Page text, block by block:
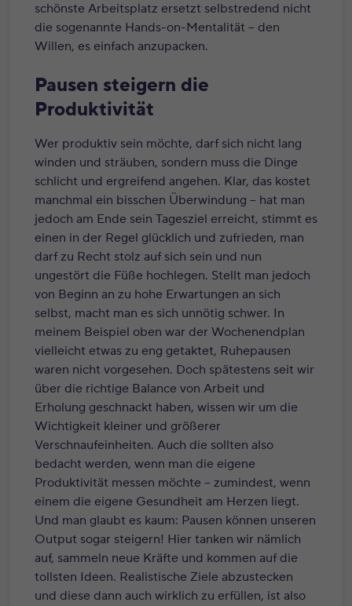
schönste Arbeitsplatz ersetzt selbstredend nicht
die sogenannte Hands-on-Mentalität – den
Willen, es einfach anzupacken.
Pausen steigern die
Produktivität
Wer produktiv sein möchte, darf sich nicht lang
winden und sträuben, sondern muss die Dinge
schlicht und ergreifend angehen. Klar, das kostet
manchmal ein bisschen Überwindung – hat man
jedoch am Ende sein Tagesziel erreicht, stimmt es
einen in der Regel glücklich und zufrieden, man
darf zu Recht stolz auf sich sein und nun
ungestört die Füße hochlegen. Stellt man jedoch
von Beginn an zu hohe Erwartungen an sich
selbst, macht man es sich unnötig schwer. In
meinem Beispiel oben war der Wochenendplan
vielleicht etwas zu eng getaktet, Ruhepausen
waren nicht vorgesehen. Doch spätestens seit wir
über die richtige Balance von Arbeit und
Erholung geschnackt haben, wissen wir um die
Wichtigkeit kleiner und größerer
Verschnaufeinheiten. Auch die sollten also
bedacht werden, wenn man die eigene
Produktivität messen möchte – zumindest, wenn
einem die eigene Gesundheit am Herzen liegt.
Und man glaubt es kaum: Pausen können unseren
Output sogar steigern! Hier tanken wir nämlich
auf, sammeln neue Kräfte und kommen auf die
tollsten Ideen. Realistische Ziele abzustecken
und diese dann auch wirklich zu erfüllen, ist also